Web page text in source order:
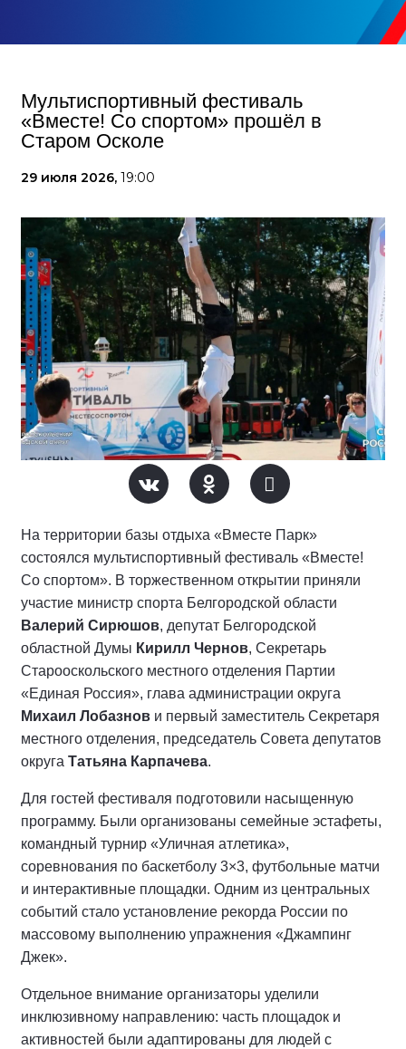
Мультиспортивный фестиваль
«Вместе! Со спортом» прошёл в
Старом Осколе
29 июля 2026, 19:00
На территории базы отдыха «Вместе Парк»
состоялся мультиспортивный фестиваль «Вместе!
Со спортом». В торжественном открытии приняли
участие министр спорта Белгородской области
Валерий Сирюшов, депутат Белгородской
областной Думы Кирилл Чернов, Секретарь
Старооскольского местного отделения Партии
«Единая Россия», глава администрации округа
Михаил Лобазнов и первый заместитель Секретаря
местного отделения, председатель Совета депутатов
округа Татьяна Карпачева.
Для гостей фестиваля подготовили насыщенную
программу. Были организованы семейные эстафеты,
командный турнир «Уличная атлетика»,
соревнования по баскетболу 3×3, футбольные матчи
и интерактивные площадки. Одним из центральных
событий стало установление рекорда России по
массовому выполнению упражнения «Джампинг
Джек».
Отдельное внимание организаторы уделили
инклюзивному направлению: часть площадок и
активностей были адаптированы для людей с